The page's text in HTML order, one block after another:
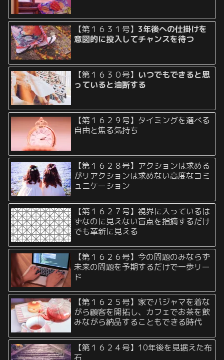
【第１６３１号】 3年後への仕掛けを
意図的に投入してチャンスを待つ
【第１６３０号】 いつでもできると思
っていると油断する
【第１６２９号】タイミングを選べる
自由と焦る気持ち
【第１６２８号】アクションは求める
がリアクションは求めない高度なコミ
ュニケーション
【第１６２７号】視界に入っているは
ずなのに見えない盲点を指摘するだけ
でも革新に見える
【第１６２６号】今の問題のみならず
未来の問題を予期するだけで一歩リー
ド
【第１６２５号】家でパジャマを着な
がら顧客を開拓し、カフェでお茶を飲
みながら納品することもできる時代
【第１６２４号】10年後を見据えた布
石